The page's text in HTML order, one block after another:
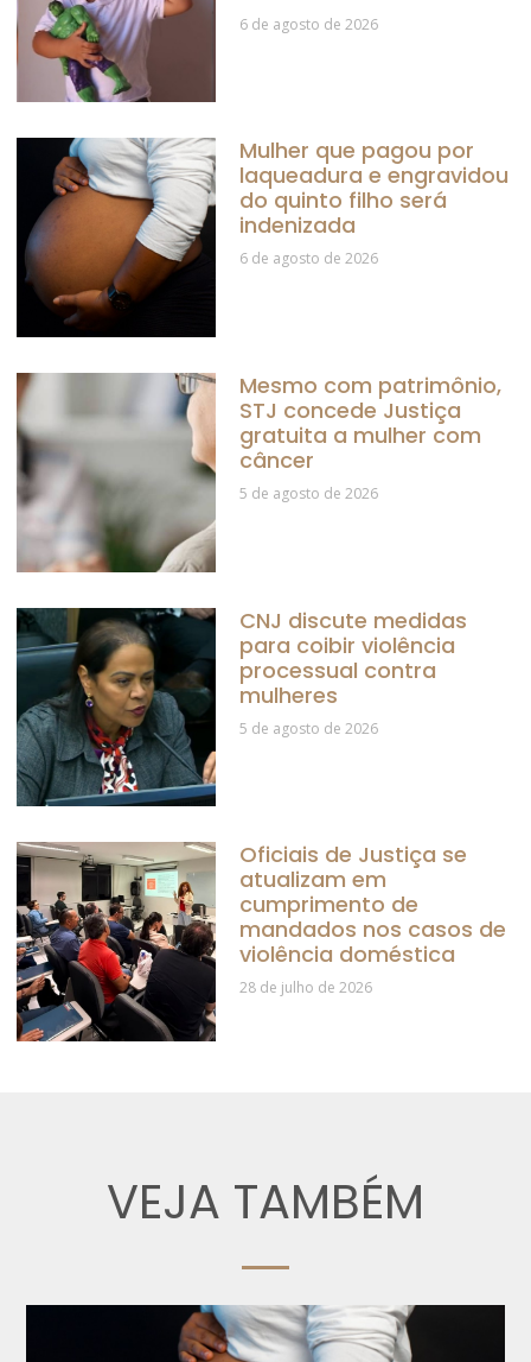
6 de agosto de 2026
Mulher que pagou por
laqueadura e engravidou
do quinto filho será
indenizada
6 de agosto de 2026
Mesmo com patrimônio,
STJ concede Justiça
gratuita a mulher com
câncer
5 de agosto de 2026
CNJ discute medidas
para coibir violência
processual contra
mulheres
5 de agosto de 2026
Oficiais de Justiça se
atualizam em
cumprimento de
mandados nos casos de
violência doméstica
28 de julho de 2026
VEJA TAMBÉM